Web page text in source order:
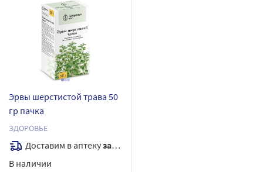
Эрвы шерстистой трава 50
гр пачка
ЗДОРОВЬЕ
Доставим в аптекузавтра
В наличии